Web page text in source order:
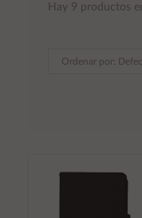
Hay 9 productos